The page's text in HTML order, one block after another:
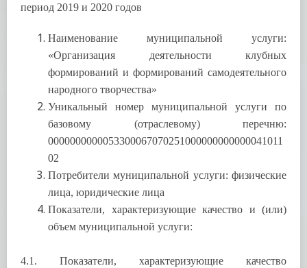
период 2019 и 2020 годов
Наименование муниципальной услуги:
«Организация деятельности клубных
формирований и формирований самодеятельного
народного творчества»
Уникальный номер муниципальной услуги по
базовому (отраслевому) перечню:
0000000000053300067070251000000000000041011
02
Потребители муниципальной услуги: физические
лица, юридические лица
Показатели, характеризующие качество и (или)
объем муниципальной услуги:
4.1. Показатели, характеризующие качество